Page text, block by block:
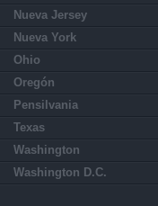
Nueva Jersey
Nueva York
Ohio
Oregón
Pensilvania
Texas
Washington
Washington D.C.